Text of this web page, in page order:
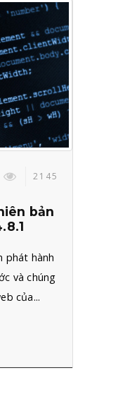
2145
bản
phát hành
và chúng
của...